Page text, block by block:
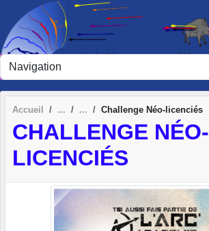
Accueil Challenge Néo-licenciés
CHALLENGE NÉO-
LICENCIÉS
Panneau de gestion des cookies